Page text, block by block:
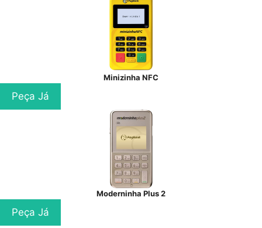
Minizinha NFC
Peça Já
Moderninha Plus 2
Peça Já